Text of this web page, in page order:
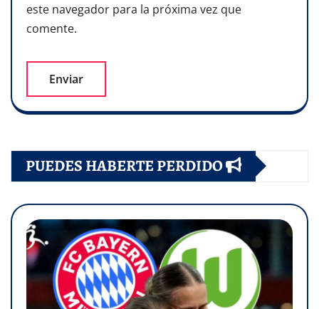
este navegador para la próxima vez que
comente.
PUEDES HABERTE PERDIDO